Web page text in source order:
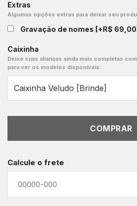
Extras
Algumas opções extras para deixar seu
Gravação de nomes [+R$ 69,00]
Caixinha
Deixe suas alianças ainda mais completas
para ver os modelos disponíveis.
COMPRAR
Calcule o frete